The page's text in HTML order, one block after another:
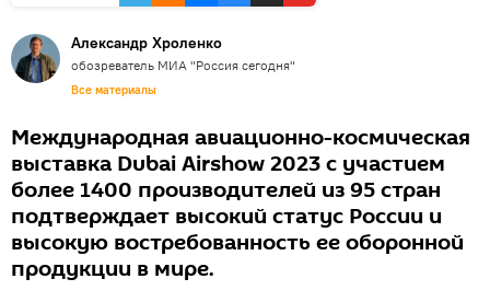
Александр Хроленко
обозреватель МИА "Россия сегодня"
Все материалы
Международная авиационно-космическая
выставка Dubai Airshow 2023 с участием
более 1400 производителей из 95 стран
подтверждает высокий статус России и
высокую востребованность ее оборонной
продукции в мире.